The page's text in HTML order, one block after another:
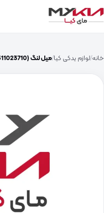
خانه لوازم یدکی کیا میل لنگ (2311023710)